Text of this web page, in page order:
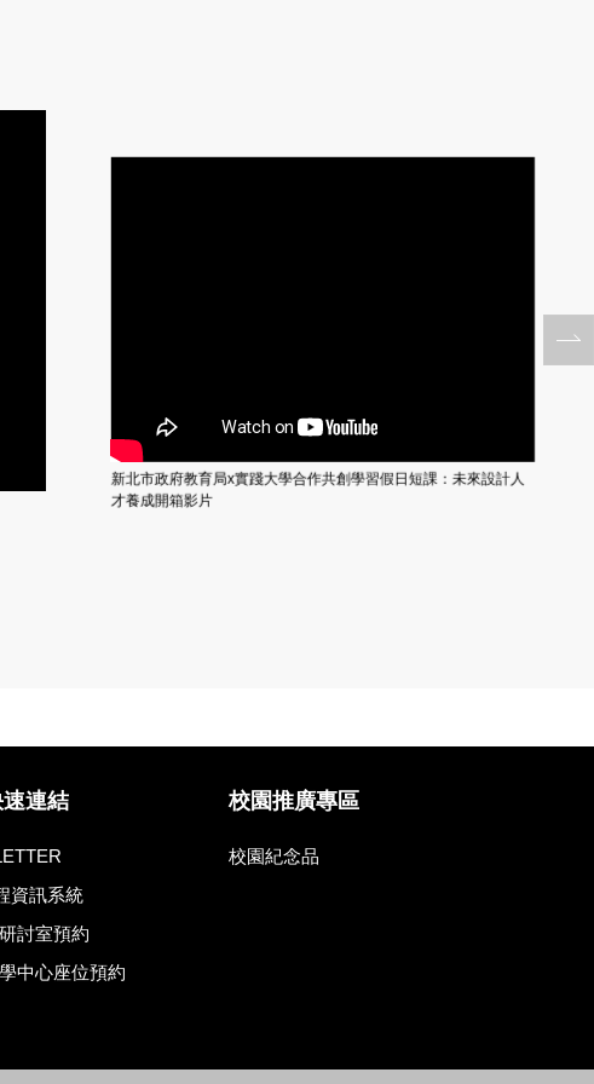
新北市政府教育局x實踐大學合作共創學習假日短課：未來設計人
才養成開箱影片
連結
資訊系統
討室預約
中心座位預約
校園推廣專區
校園紀念品